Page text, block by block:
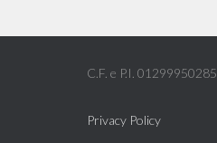
C.F. e P.I. 01299950285
Privacy Policy